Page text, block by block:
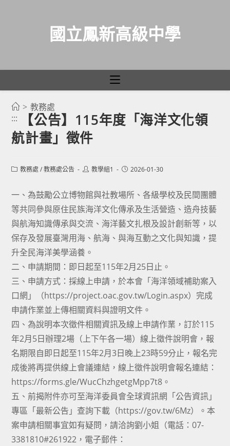
國立鳳新高級中學
> 教務處
:::
【公告】115年度「海洋文化領
航計畫」徵件
Post教務處 / 教務處公告
Post教學組1
Post2026-01-30
一、為鼓勵公立博物館與社教場所、各級學校及民間團體
等共同參與原住民族海洋文化傳承及生活營造、造舟技藝
與航海知識傳承與交流、海洋藝文扎根及設計創新等，以
保存及發展臺灣用海、航海、與海互動之文化與知識，提
升全民海洋美學涵養。
二、申請期間：即日起至115年2月25日止。
三、申請方式：採線上申請，於本會「海洋領域補助案入
口網」（https://project.oac.gov.tw/Login.aspx）完成
申請作業並上傳相關資料與證明文件。
四、為說明本次徵件相關資訊及線上申請作業，訂於115
年2月5日辦理2場（上下午各一場）線上徵件說明會，報
名期限自即日起至115年2月3日晚上23時59分止，報名完
成後將再提供線上會議連結，線上徵件說明會報名連結：
https://forms.gle/WucChzhgetgMpp7t8。
五、前揭附件亦可至海洋委員會全球資訊網「公告資訊」
專區「最新公告」查詢下載（https://gov.tw/6Mz）。本
案申請相關事宜如有疑問，請洽詢劉小姐（電話：07-
3381810#261922，電子郵件：